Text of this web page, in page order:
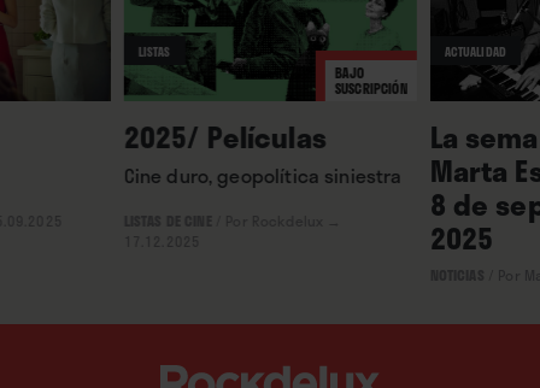
BAJO
SUSCRIPCIÓN
LISTAS
2025/ Películas
Cine duro, geopolítica siniestra
ACTUALIDAD
La
Marta
8 de
2025